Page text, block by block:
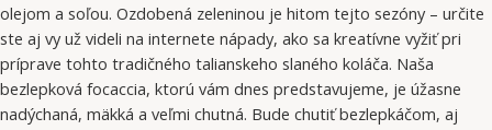
olejom a soľou. Ozdobená zeleninou je hitom tejto sezóny – určite
ste aj vy už videli na internete nápady, ako sa kreatívne vyžiť pri
príprave tohto tradičného talianskeho slaného koláča. Naša
bezlepková focaccia, ktorú vám dnes predstavujeme, je úžasne
nadýchaná, mäkká a veľmi chutná. Bude chutiť bezlepkáčom, aj